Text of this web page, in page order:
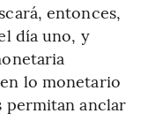
entonces,
día uno, y
lo monetario
permitan anclar